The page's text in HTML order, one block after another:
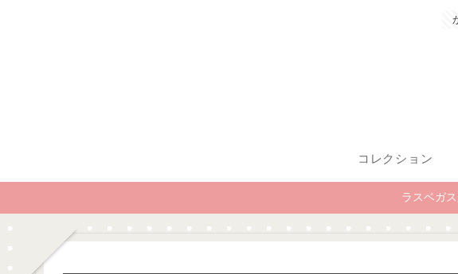
コレクション
ラスベガ